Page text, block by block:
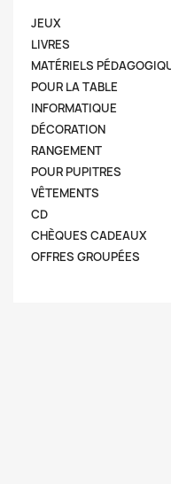
JEUX
LIVRES
MATÉRIELS
POUR LA TABLE
INFORMATIQUE
DÉCORATION
RANGEMENT
POUR PUPITRES
VÊTEMENTS
CD
CHÈQUES CADEAUX
OFFRES GROUPÉES